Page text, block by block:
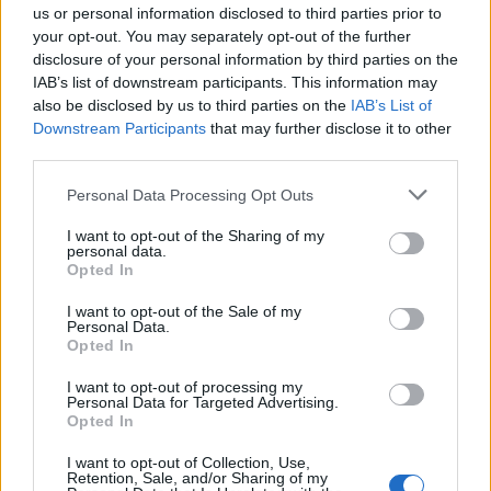
us or personal information disclosed to third parties prior to
your opt-out. You may separately opt-out of the further
disclosure of your personal information by third parties on the
IAB’s list of downstream participants. This information may
also be disclosed by us to third parties on the IAB’s List of
Downstream Participants that may further disclose it to other
Personal Data Processing Opt Outs
I want to opt-out of the Sharing of my
personal data.
Opted In
I want to opt-out of the Sale of my
Personal Data.
Opted In
I want to opt-out of processing my
Personal Data for Targeted Advertising.
Opted In
I want to opt-out of Collection, Use,
Retention, Sale, and/or Sharing of my
AVG
6
Srečanje članov Gobarskega društva Marauh
Velenje
18:00
AVG
6
Moč branja: Beremo pod krošnjami
19:00
7
Večer pesmi Đorđa Balaševića
20:00
Vsi dogodki →
Najbolj brano
Pretep v gostinskem lokalu v Velenju: 46-letnik
moškega udaril s steklenico in ga zabodel
(VIDEO) "Mislil sem, da je konec": Lastnik
Hrvaškem
Dopustniška drama: Policija pričakala letalo s